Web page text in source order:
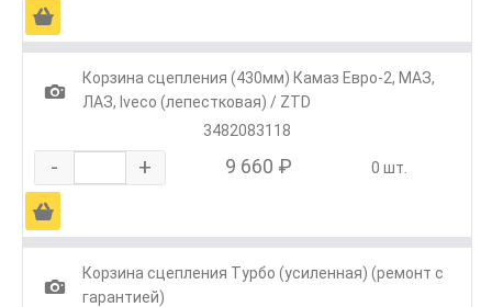
Ä
1
Корзина сцепления (430мм) Камаз Евро-2, МАЗ,
ЛАЗ, Iveco (лепестковая) / ZTD
3482083118
- + 9 660 ₽ 0 шт.
Ä
1
Корзина сцепления Турбо (усиленная) (ремонт с
гарантией)